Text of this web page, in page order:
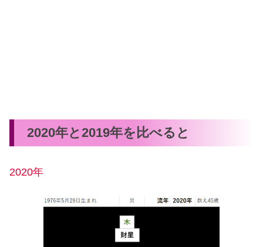
2020年と2019年を比べると
2020年